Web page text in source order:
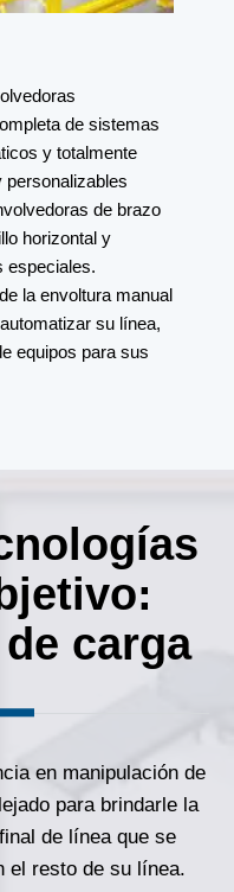
de sistemas
y totalmente
de brazo
horizontal y
especiales.
la envoltura manual
su línea,
equipos para sus
carga
en manipulación de
para brindarle la
de línea que se
el resto de su línea.